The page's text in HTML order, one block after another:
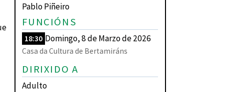
Pablo Piñeiro
FUNCIÓNS
Domingo, 8 de Marzo de 2026
18:30
Casa da Cultura de Bertamiráns
DIRIXIDO A
Adulto